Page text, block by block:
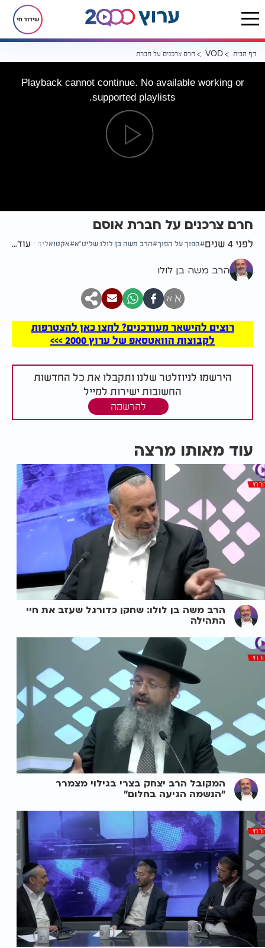
שידור חי
דף הבית VOD חרם צרכנים על חברת אוסם
Playback cannot continue. No available working or
supported playlists.
חרם צרכנים על חברת אוסם
לפני 4 שנים הפוך על הפוך הרב משה בן לולו שליט"א אקטואליה יהודית
עוד...
הרב משה בן לולו
א א
רוצים להישאר מעודכנים? לחצו כאן להצטרפות
לקבוצות הוואטסאפ של ערוץ 2000 >>>
הירשמו לניוזלטר שלנו ותקבלו את כל החדשות
החשובות ישירות למייל
להרשמה
עוד מאותו מרצה
הרב משה בן לולו: שחקן כדורגל שעזב את חיי
התהילה
המקובל הרב יצחק בצרי בגילוי מצמרר
"הנשמה הגיעה בחלום"